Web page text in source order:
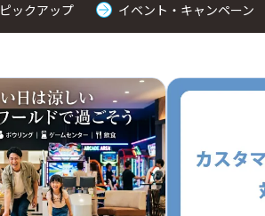
ピックアップ イベント・キャンペーン